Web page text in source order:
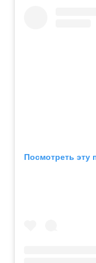
Посмотреть эту